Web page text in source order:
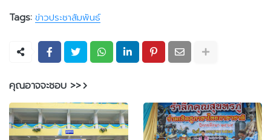
Tags: ข่าวประชาสัมพันธ์
คุณอาจจะชอบ >>